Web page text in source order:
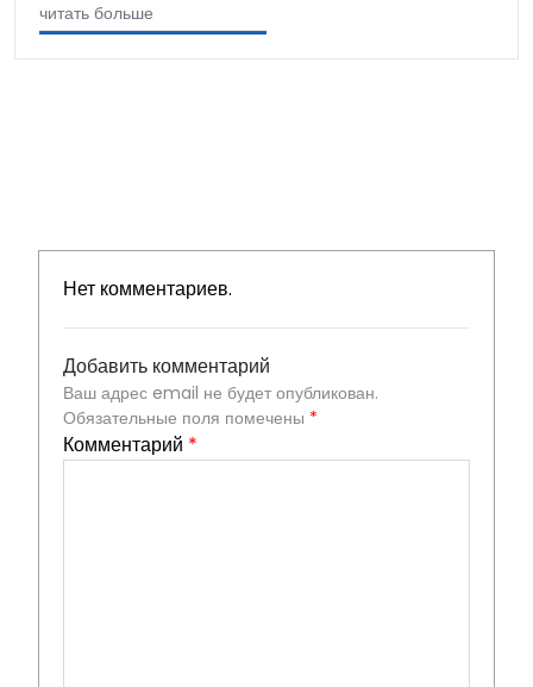
читать больше
Нет комментариев.
Добавить комментарий
Ваш адрес email не будет опубликован.
Обязательные поля помечены *
Комментарий *